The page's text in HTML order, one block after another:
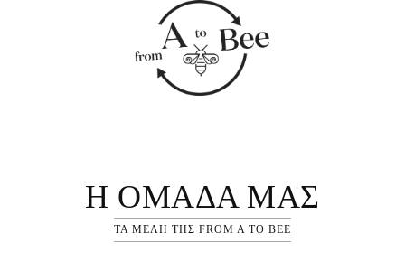
Η ΟΜΆΔΑ ΜΑΣ
ΤΑ ΜΈΛΗ ΤΗΣ FROM A TO BEE